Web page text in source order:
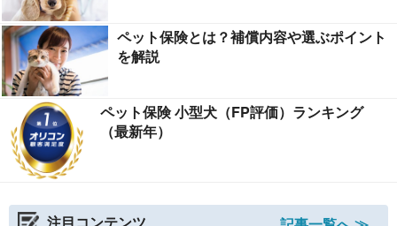
ペット保険とは？補償内容や選ぶポイント
を解説
ペット保険 小型犬（FP評価）ランキング
（最新年）